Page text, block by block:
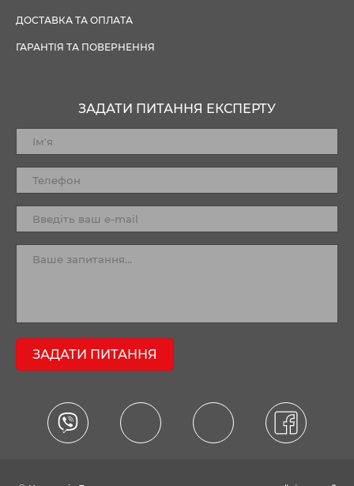
ДОСТАВКА ТА ОПЛАТА
ГАРАНТІЯ ТА ПОВЕРНЕННЯ
ЗАДАТИ ПИТАННЯ ЕКСПЕРТУ
ЗАДАТИ ПИТАННЯ